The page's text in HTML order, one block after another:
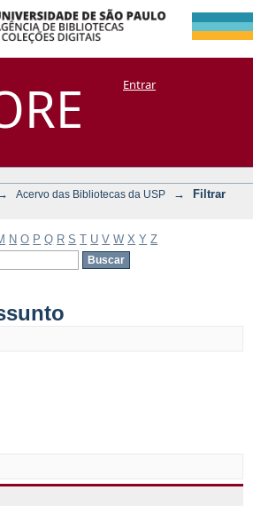
por:
Manakin + CoriscoEntrar
Acervo das Bibliotecas da USP →
Filtrar
N O P Q R S T U V W X Y Z